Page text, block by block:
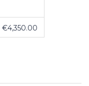
€4,350.00